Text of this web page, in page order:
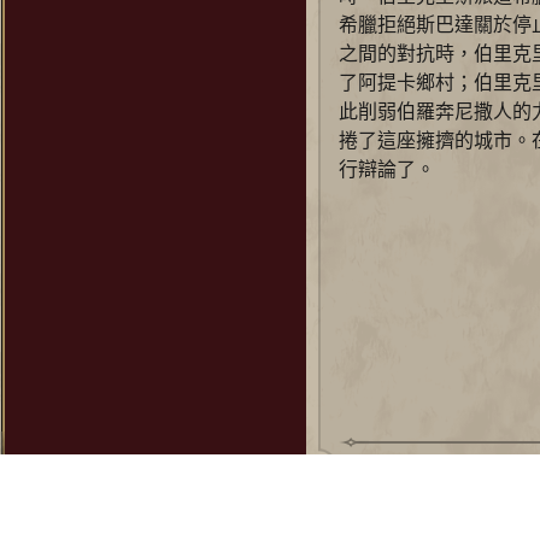
希臘拒絕斯巴達關於停
之間的對抗時，伯里
了阿提卡鄉村；伯里
此削弱伯羅奔尼撒人
捲了這座擁擠的城市。
行辯論了。